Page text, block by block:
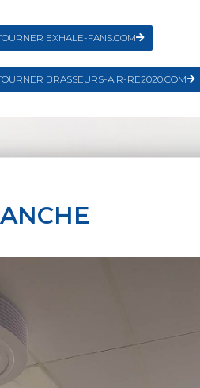
EXHALE-FANS.COM
BRASSEURS-AIR-RE2020.COM